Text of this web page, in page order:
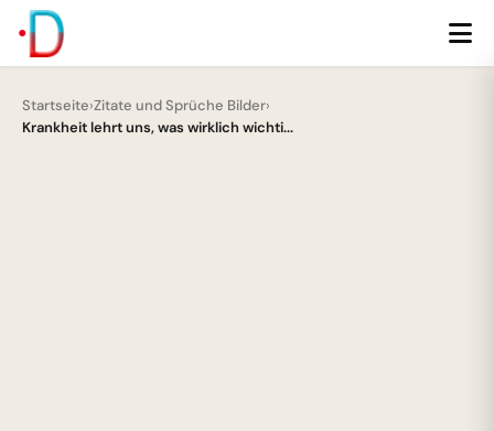
Startseite›Zitate und Sprüche Bilder›
Krankheit lehrt uns, was wirklich wichti...